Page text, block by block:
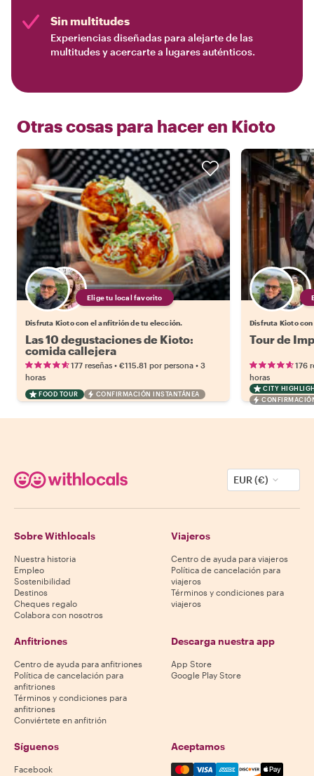
Sin multitudes
Experiencias diseñadas para alejarte de las
multitudes y acercarte a lugares auténticos.
Otras cosas para hacer en Kioto
Elige tu local favorito
Disfruta Kioto con el anfitrión de tu elección.
Las 10 degustaciones de Kioto:
comida callejera
177 reseñas • €115.81 por persona • 3
horas
FOOD TOUR CONFIRMACIÓN INSTANTÁNEA
Disfruta Kioto
Tour de
176
horas
CITY
EUR (€)
Sobre Withlocals
Nuestra historia
Empleo
Sostenibilidad
Destinos
Cheques regalo
Colabora con nosotros
Viajeros
Centro de ayuda para viajeros
Política de cancelación para
viajeros
Términos y condiciones para
viajeros
Anfitriones
Centro de ayuda para anfitriones
Política de cancelación para
anfitriones
Términos y condiciones para
anfitriones
Conviértete en anfitrión
Descarga nuestra app
App Store
Google Play Store
Síguenos
Facebook
Aceptamos
Mastercard, Visa, Amex,